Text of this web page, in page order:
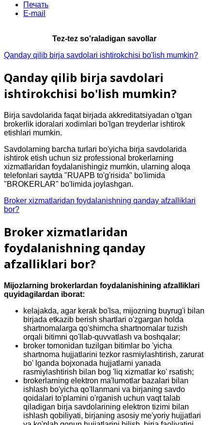
Печать
E-mail
Tez-tez so'raladigan savollar
Qanday qilib birja savdolari ishtirokchisi bo'lish mumkin?
Qanday qilib birja savdolari
ishtirokchisi bo'lish mumkin?
Birja savdolarida faqat birjada akkreditatsiyadan o'tgan
brokerlik idoralari xodimlari bo'lgan treyderlar ishtirok
etishlari mumkin.
Savdolarning barcha turlari bo'yicha birja savdolarida
ishtirok etish uchun siz professional brokerlarning
xizmatlaridan foydalanishingiz mumkin, ularning aloqa
telefonlari saytda "RUAPB to'g'risida" bo'limida
"BROKERLAR" bo'limida joylashgan.
Broker xizmatlaridan foydalanishning qanday afzalliklari
bor?
Broker xizmatlaridan
foydalanishning qanday
afzalliklari bor?
Mijozlarning brokerlardan foydalanishining afzalliklari
quyidagilardan iborat:
kelajakda, agar kerak bo'lsa, mijozning buyrug'i bilan
birjada etkazib berish shartlari o'zgargan holda
shartnomalarga qo'shimcha shartnomalar tuzish
orqali bitimni qo'llab-quvvatlash va boshqalar;
broker tomonidan tuzilgan bitimlar bo 'yicha
shartnoma hujjatlarini tezkor rasmiylashtirish, zarurat
bo' lganda bojxonada hujjatlarni yanada
rasmiylashtirish bilan bog 'liq xizmatlar ko' rsatish;
brokerlarning elektron ma'lumotlar bazalari bilan
ishlash bo'yicha qo'llanmani va birjaning savdo
qoidalari to'plamini o'rganish uchun vaqt talab
qiladigan birja savdolarining elektron tizimi bilan
ishlash qobiliyati, birjaning asosiy me'yoriy hujjatlari